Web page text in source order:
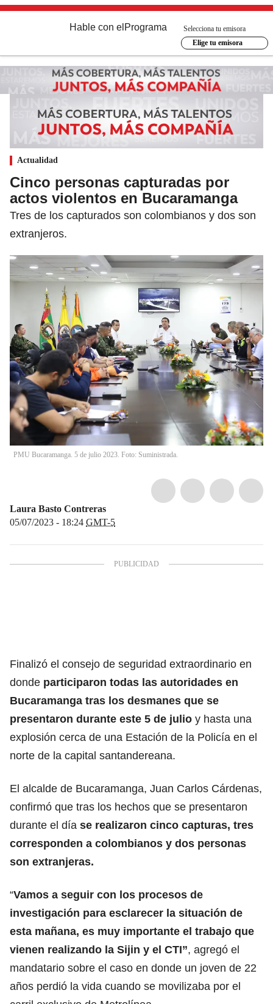
Hable con el Programa
Selecciona tu emisora
Elige tu emisora
Actualidad
Cinco personas capturadas por
actos violentos en Bucaramanga
Tres de los capturados son colombianos y dos son
extranjeros.
PMU Bucaramanga. 5 de julio 2023. Foto: Suministrada.
Laura Basto Contreras
05/07/2023 - 18:24 GMT-5
Finalizó el consejo de seguridad extraordinario en
donde participaron todas las autoridades en
Bucaramanga tras los desmanes que se
presentaron durante este 5 de julio y hasta una
explosión cerca de una Estación de la Policía en el
norte de la capital santandereana.
El alcalde de Bucaramanga, Juan Carlos Cárdenas,
confirmó que tras los hechos que se presentaron
durante el día se realizaron cinco capturas, tres
corresponden a colombianos y dos personas
son extranjeras.
“Vamos a seguir con los procesos de
investigación para esclarecer la situación de
esta mañana, es muy importante el trabajo que
vienen realizando la Sijin y el CTI”, agregó el
mandatario sobre el caso en donde un joven de 22
años perdió la vida cuando se movilizaba por el